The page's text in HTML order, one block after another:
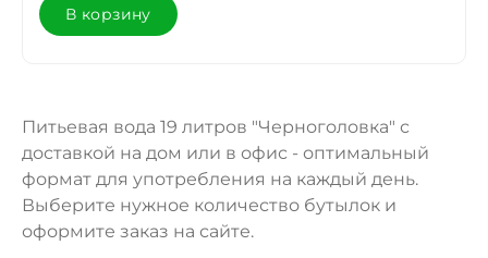
В корзину
Питьевая вода 19 литров "Черноголовка" с
доставкой на дом или в офис - оптимальный
формат для употребления на каждый день.
Выберите нужное количество бутылок и
оформите заказ на сайте.